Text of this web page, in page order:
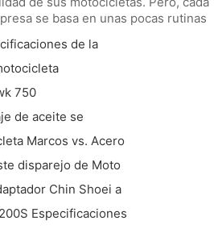
se basa en unas pocas rutinas
de transmisión,
de la
del motor 1986?
750
de aceite se
?Marcos vs. Acero
disparejo de Moto
Chin Shoei a
Especificaciones